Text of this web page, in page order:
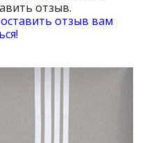
отзыв.
отзыв вам